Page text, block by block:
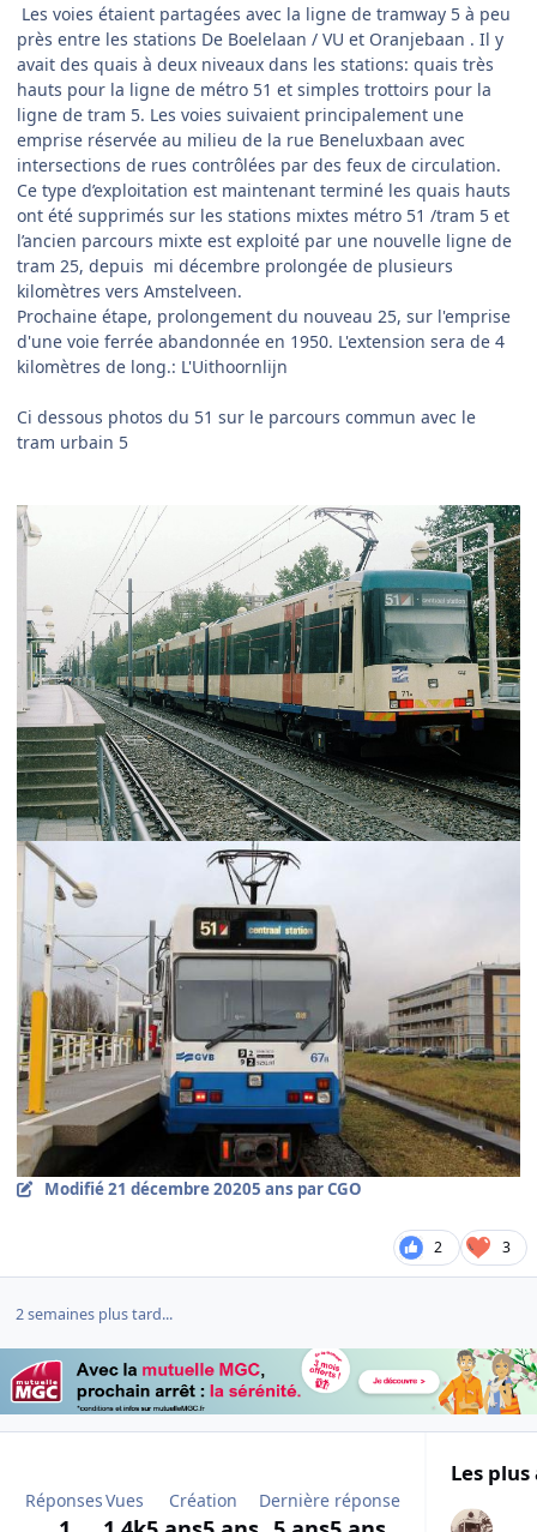
Les voies étaient partagées avec la ligne de tramway 5 à peu
près entre les stations De Boelelaan / VU et Oranjebaan . Il y
avait des quais à deux niveaux dans les stations: quais très
hauts pour la ligne de métro 51 et simples trottoirs pour la
ligne de tram 5. Les voies suivaient principalement une
emprise réservée au milieu de la rue Beneluxbaan avec
intersections de rues contrôlées par des feux de circulation.
Ce type d’exploitation est maintenant terminé les quais hauts
ont été supprimés sur les stations mixtes métro 51 /tram 5 et
l’ancien parcours mixte est exploité par une nouvelle ligne de
tram 25, depuis mi décembre prolongée de plusieurs
kilomètres vers Amstelveen.
Prochaine étape, prolongement du nouveau 25, sur l'emprise
d'une voie ferrée abandonnée en 1950. L'extension sera de 4
kilomètres de long.: L'Uithoornlijn
Ci dessous photos du 51 sur le parcours commun avec le
tram urbain 5
Modifié21 décembre 20205 ans par CGO
2 3
2 semaines plus tard...
RéponsesVues Création Dernière réponse
Les